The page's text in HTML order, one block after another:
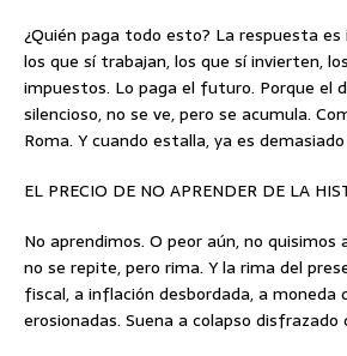
¿Quién paga todo esto? La respuesta es
los que sí trabajan, los que sí invierten,
impuestos. Lo paga el futuro. Porque el
silencioso, no se ve, pero se acumula.
Roma. Y cuando estalla, ya es
EL PRECIO DE NO APRENDER DE LA
No aprendimos. O peor aún, no quisimos
no se repite, pero rima. Y la rima del
fiscal, a inflación desbordada, a moneda
erosionadas. Suena a colapso disfrazado